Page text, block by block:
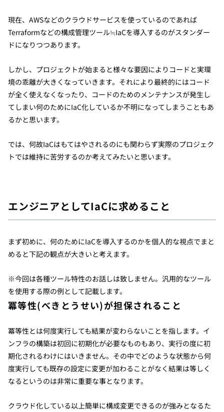
現在、AWSなどのクラウドサービスを使っているのであれば
Terraformなどの構成管理ツール≒IaCを導入するのがスタンダー
ドになりつつあります。
しかし、プロジェクトが始まると様々な要因によりコードと実環
境の乖離が大きくなっていきます。それにより最終的にはコード
が全く使えなくなったり、コードのためのメンテナンスが発生し
てしまい何のためにIaC化しているか不明になってしまうこともあ
るかと思います。
では、何故IaCはもてはやされるのにも関わらず実際のプロジェク
トでは維持に苦労するのか考えてみたいと思います。
エンジニアとしてIaCに求めること
まず初めに、何のためにIaCを導入するのかを個人的な視点でまと
めると下記の観点が大きいと考えます。
※今回は各種ツール特性のお話しは致しません。汎用的なツール
を使用する際の例として記載します。
冪等性(べきとうせい)が担保されること
冪等性とは何度実行しても結果が変わらないことを指します。イ
ンフラの構築は初回に初期化が必要なものもあり、実行の度に初
期化されるわけにはいきません。その中でどのような状態から何
度実行しても既存の設定に変更が加わることがなく結果は等しく
なるというのは非常に重要な事となります。
クラウド化している以上簡単に構成変更できるのが強みとなるた